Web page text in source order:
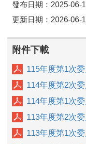
發布日期：2025-06-
更新日期：2026-06-
附件下載
115年度第1次
114年度第2次
114年度第1次
113年度第2次
113年度第1次